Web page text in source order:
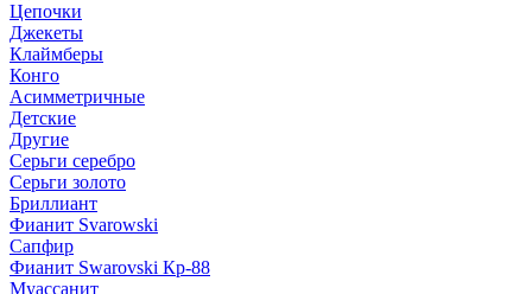
Цепочки
Джекеты
Клаймберы
Конго
Асимметричные
Детские
Другие
Серьги серебро
Серьги золото
Бриллиант
Фианит Svarowski
Сапфир
Фианит Swarovski Кр-88
Муассанит